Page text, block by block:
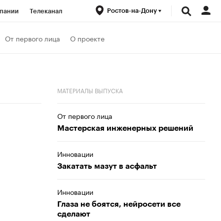
Телеканал Ростов-на-Дону
От первого лица О проекте
МАТЕРИАЛЫ ВЫПУСКА
От первого лица
Мастерская инженерных решений
Инновации
Закатать мазут в асфальт
Инновации
Глаза не боятся, нейросети все
сделают